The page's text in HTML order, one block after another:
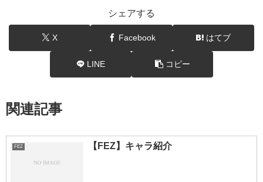
シェアする
X Facebook はてブ
LINE コピー
関連記事
FEZ 【FEZ】キャラ紹介